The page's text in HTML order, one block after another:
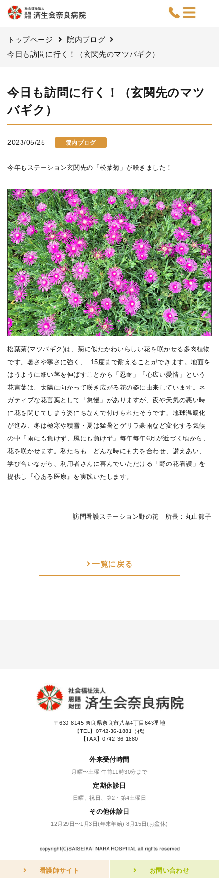
トップページ
院内ブログ
今日も訪問に行く！（玄関先のマツバギク）
今日も訪問に行く！（玄関先のマツ
バギク）
2023/05/25 院内ブログ
今年もステーション玄関先の「松葉菊」が咲きました！
松葉菊(マツバギク )は、菊に似たかわいらしい花を咲かせる多肉植物
です。暑さや寒さに強く、− 15度まで耐えることができます。地面を
はうように細い茎を伸ばすことから「忍耐」「心広い愛情」という
花言葉は、太陽に向かって咲き広がる花の姿に由来しています。ネ
ガティブな花言葉として「怠慢」がありますが、夜や天気の悪い時
に花を閉じてしまう姿にちなんで付けられたそうです。地球温暖化
が進み、冬は極寒や積雪・夏は猛暑とゲリラ豪雨など変化する気候
の中「雨にも負けず、風にも負けず」毎年毎年6月が近づく頃から、
花を咲かせます。私たちも、どんな時にも力を合わせ、讃えあい、
学び合いながら、利用者さんに喜んでいただける「野の花看護」を
提供し『心ある医療』を実践いたします。
訪問看護ステーション野の花 所長：丸山節子
一覧に戻る
看護師サイト お問い合わせ
〒630-8145 奈良県奈良市八条4丁目643番地
【TEL】 0742-36-1881（代)
【FAX】0742-36-1880
外来受付時間
月曜〜土曜 午前11時30分まで
定期休診日
日曜、祝日、第2・第4土曜日
その他休診日
12月29日〜1月3日(年末年始) 8月15日(お盆休)